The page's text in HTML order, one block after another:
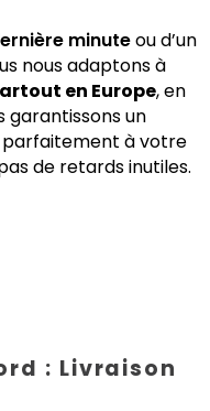
minuteou d’un
nous adaptons à
en Europe, en
garantissons un
parfaitement à votre
de retards inutiles.
: Livraison